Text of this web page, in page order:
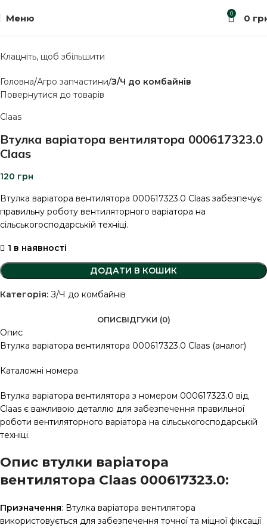
Меню 0 0
Клацніть, щоб збільшити
Головна Агро запчастини З/Ч до комбайнів
Повернутися до товарів
Claas
Втулка варіатора вентилятора 000617323.0
Claas
120 грн
Втулка варіатора вентилятора 000617323.0 Claas забезпечує
правильну роботу вентиляторного варіатора на
сільськогосподарській техніці.
1 в наявності
ДОДАТИ В КОШИК
Категорія: З/Ч до комбайнів
ОПИСВІДГУКИ (0)
Опис
Втулка варіатора вентилятора 000617323.0 Claas (аналог)
Каталожні номера
Втулка варіатора вентилятора з номером 000617323.0 від
Claas є важливою деталлю для забезпечення правильної
роботи вентиляторного варіатора на сільськогосподарській
техніці.
Опис втулки варіатора
вентилятора Claas 000617323.0:
Призначення: Втулка варіатора вентилятора
використовується для забезпечення точної та міцної фіксації